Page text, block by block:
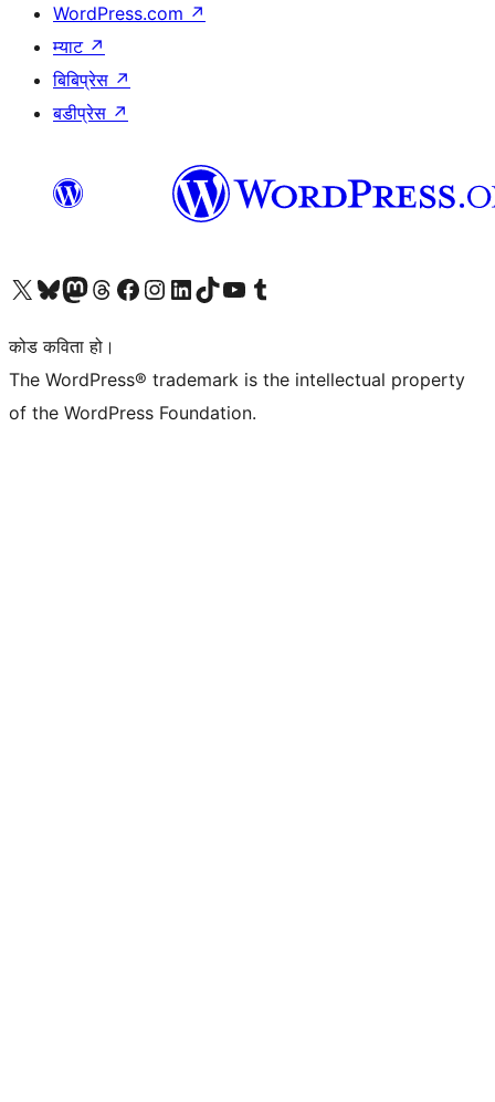
WordPress.com ↗
म्याट ↗
बिबिप्रेस ↗
बडीप्रेस ↗
हाम्रो X (पहिले ट्विटर) खातामा जानुहोस्
हाम्रो Bluesky खाता भ्रमण गर्नुहोस्
हाम्रो म्यास्टोडन खाता भ्रमण गर्नुहोस्
हाम्रो थ्रेड्स खातामा जानुहोस्
हाम्रो फेसबुक पेजमा जानुहोस्
हाम्रो इन्स्टाग्राम खातामा जानुहोस्
हाम्रो लिङ्क्डइन खातामा जानुहोस्
हाम्रो TikTok खाता भ्रमण गर्नुहोस्
हाम्रो युट्युब च्यानलमा जानुहोस्
हाम्रो टम्बलर खाता भ्रमण गर्नुहोस्
कोड कविता हो।
The WordPress® trademark is the intellectual property
of the WordPress Foundation.